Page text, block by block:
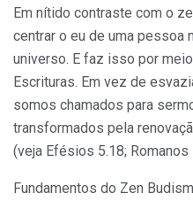
Em nítido contraste com o
centrar o eu de uma pessoa
universo. E faz isso por
Escrituras. Em vez de
somos chamados para
transformados pela
(veja Efésios 5.18; Romanos
Fundamentos do Zen